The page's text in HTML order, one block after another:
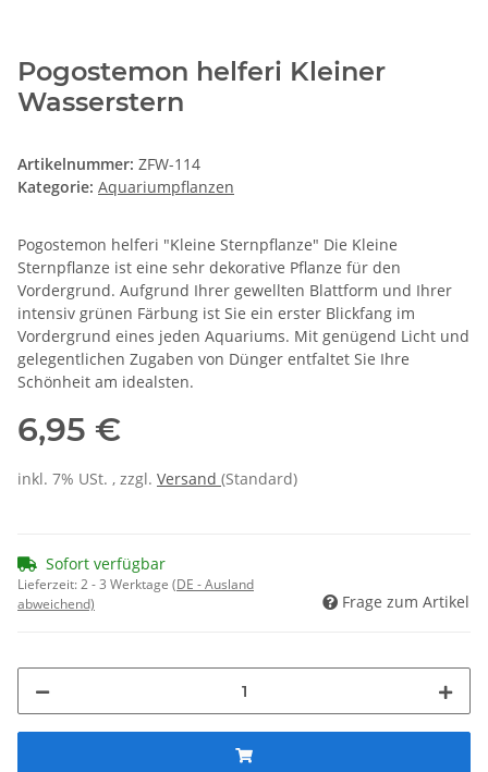
Pogostemon helferi Kleiner
Wasserstern
Artikelnummer: ZFW-114
Kategorie: Aquariumpflanzen
Pogostemon helferi "Kleine Sternpflanze" Die Kleine
Sternpflanze ist eine sehr dekorative Pflanze für den
Vordergrund. Aufgrund Ihrer gewellten Blattform und Ihrer
intensiv grünen Färbung ist Sie ein erster Blickfang im
Vordergrund eines jeden Aquariums. Mit genügend Licht und
gelegentlichen Zugaben von Dünger entfaltet Sie Ihre
Schönheit am idealsten.
6,95 €
inkl. 7% USt. , zzgl. Versand (Standard)
Sofort verfügbar
Lieferzeit:2 - 3 Werktage (DE - Ausland
abweichend)
Frage zum Artikel